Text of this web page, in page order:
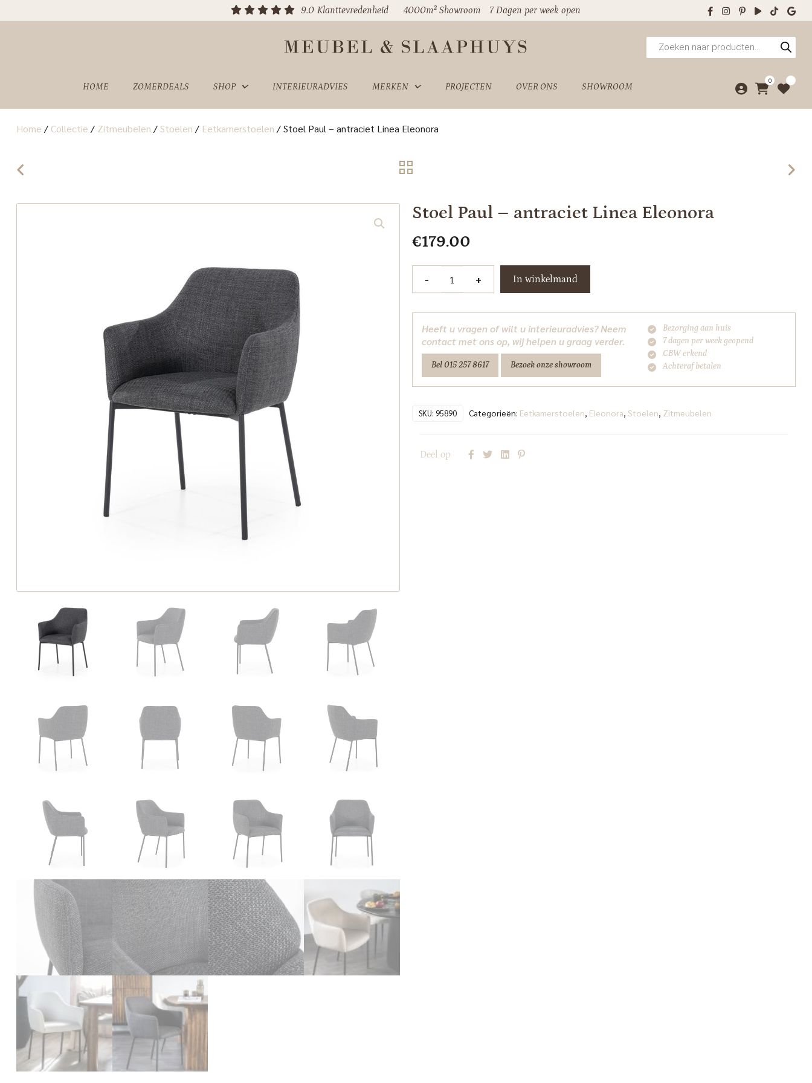
9.0 Klanttevredenheid 4000m² Showroom 7 Dagen per week open
Producten
zoeken
HOME ZOMERDEALS SHOP INTERIEURADVIES MERKEN PROJECTEN OVER ONS SHOWROOM
0
Home / Collectie / Zitmeubelen /Stoelen / Eetkamerstoelen /Stoel Paul – antraciet Linea Eleonora
Stoel Paul – antraciet Linea Eleonora
€179.00
-
Linea
Eleonora
aantal
+ In winkelmand
Heeft u vragen of wilt u interieuradvies? Neem
contact met ons op, wij helpen u graag verder.
Bel 015 257 8617 Bezoek onze showroom
Bezorging aan huis
7 dagen per week geopend
CBW erkend
Achteraf betalen
SKU: 95890 Categorieën: Eetkamerstoelen, Eleonora, Stoelen, Zitmeubelen
Deel op